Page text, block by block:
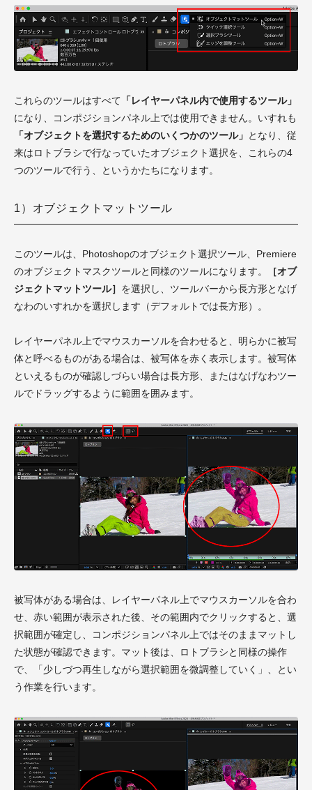
これらのツールはすべて 「レイヤーパネル内で使用するツール」
になり、コンポジションパネル上では使用できません。いすれも
「オブジェクトを選択するためのいくつかのツール」 となり、従
来はロトブラシで行なっていたオブジェクト選択を、これらの4
つのツールで行う、というかたちになります。
1）オブジェクトマットツール
このツールは、Photoshopのオブジェクト選択ツール、Premiere
のオブジェクトマスクツールと同様のツールになります。
［オブ
ジェクトマットツール］ を選択し、ツールバーから長方形となげ
なわのいすれかを選択します（デフォルトでは長方形）。
レイヤーパネル上でマウスカーソルを合わせると、明らかに被写
体と呼べるものがある場合は、被写体を赤く表示します。被写体
といえるものが確認しづらい場合は長方形、またはなげなわツー
ルでドラッグするように範囲を囲みます。
被写体がある場合は、レイヤーパネル上でマウスカーソルを合わ
せ、赤い範囲が表示された後、その範囲内でクリックすると、選
択範囲が確定し、コンポジションパネル上ではそのままマットし
た状態が確認できます。マット後は、ロトブラシと同様の操作
で、「少しづつ再生しながら選択範囲を微調整していく」、とい
う作業を行います。